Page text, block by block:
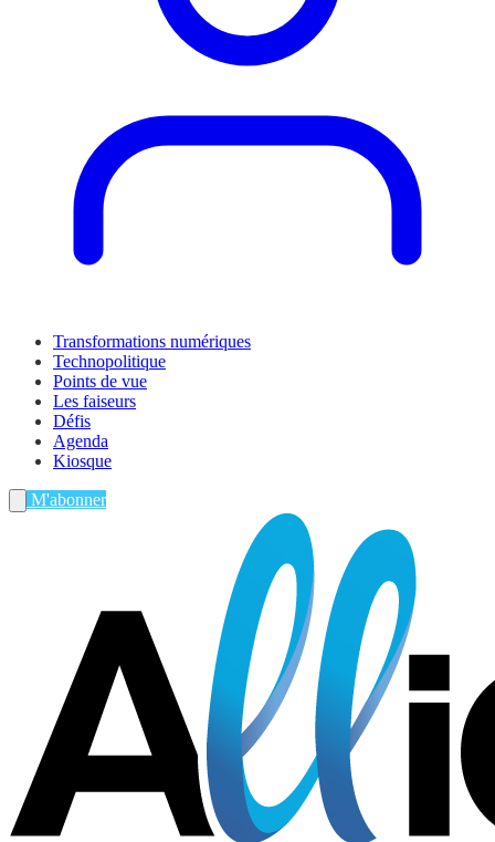
Transformations numériques
Technopolitique
Points de vue
Les faiseurs
Défis
Agenda
Kiosque
M'abonner